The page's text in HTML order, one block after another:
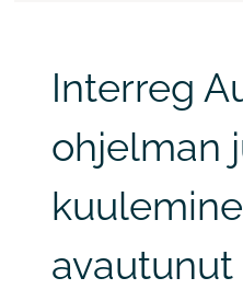
Interreg
ohjelman
avautunut